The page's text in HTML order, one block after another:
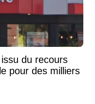
du recours
pour des milliers